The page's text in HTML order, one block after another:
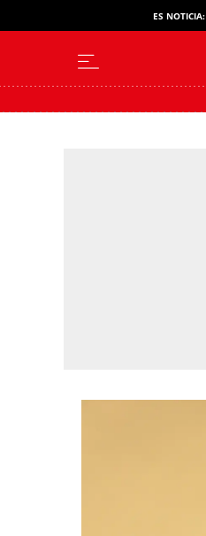
ES NOTICIA:
Junts acorrala a Comín